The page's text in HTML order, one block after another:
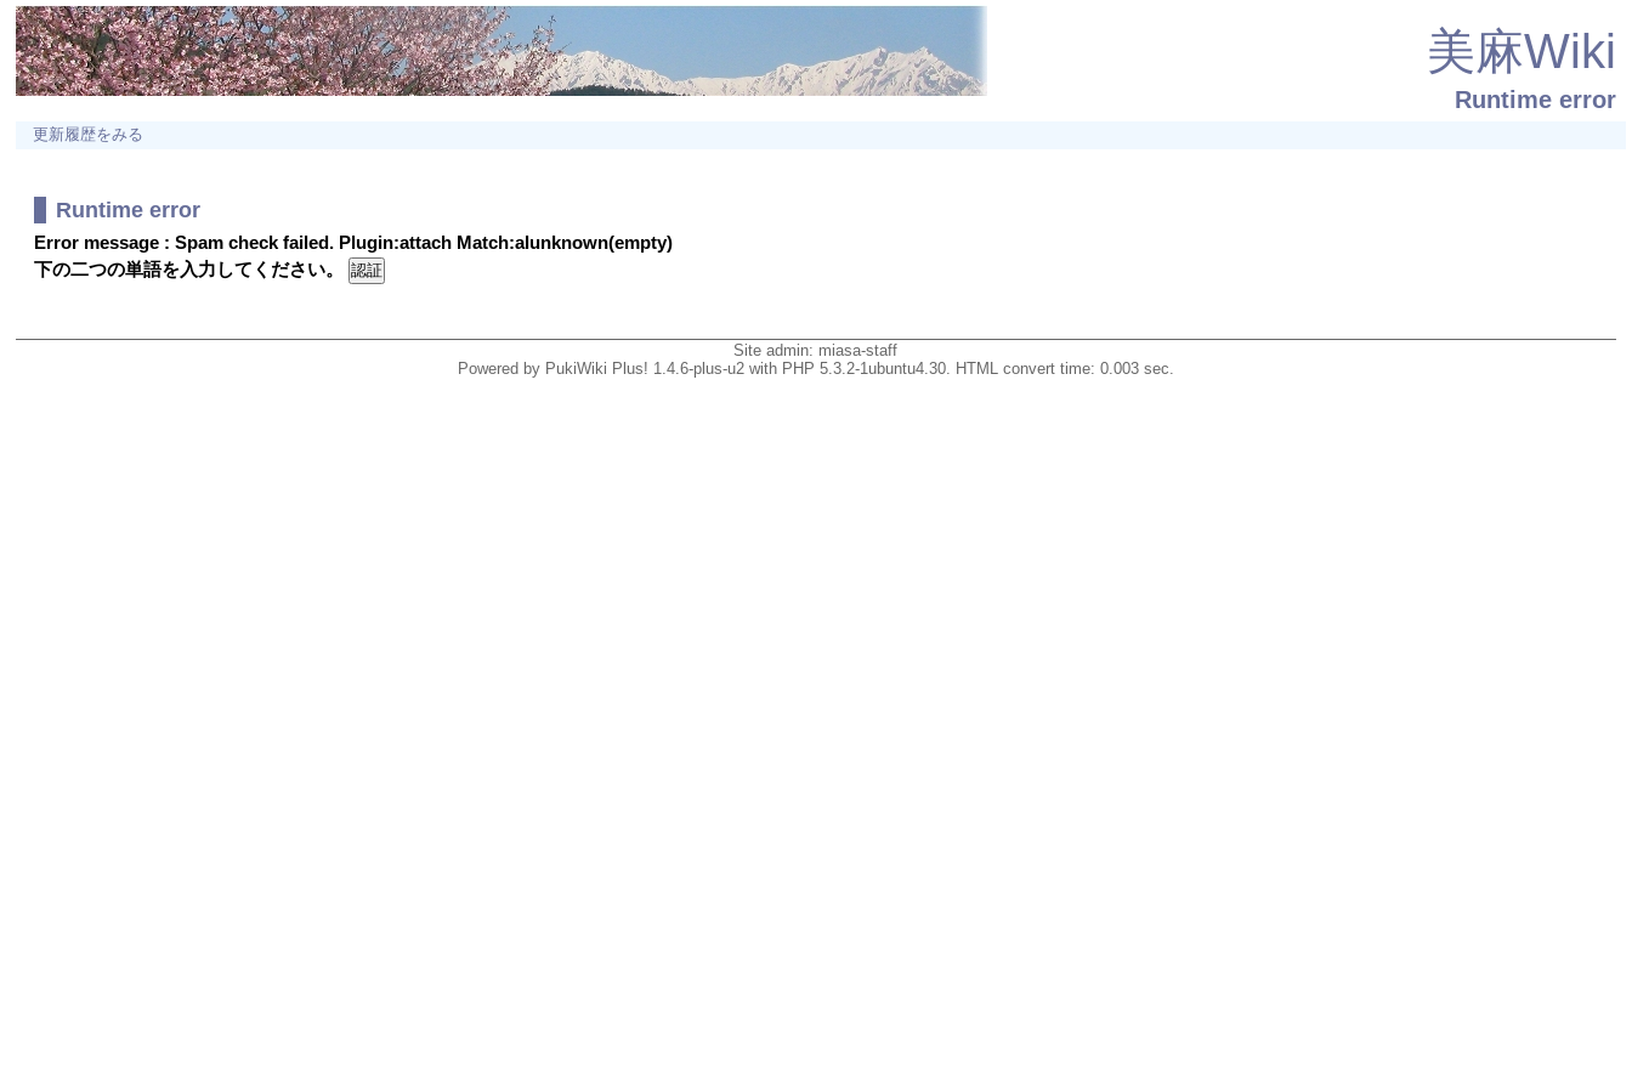
美麻Wiki
Runtime error
更新履歴をみる
Runtime error
Error message : Spam check failed. Plugin:attach Match:alunknown(empty)
下の二つの単語を入力してください。
Site admin: miasa-staff
Powered by PukiWiki Plus! 1.4.6-plus-u2 with PHP 5.3.2-1ubuntu4.30. HTML convert time: 0.003 sec.